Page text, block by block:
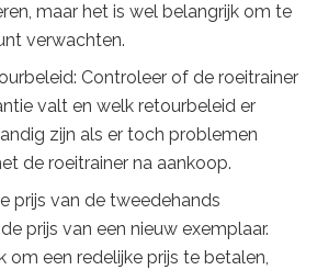
maar het is wel belangrijk om te
verwachten.
Controleer of de roeitrainer
valt en welk retourbeleid er
zijn als er toch problemen
de roeitrainer na aankoop.
prijs van de tweedehands
prijs van een nieuw exemplaar.
om een redelijke prijs te betalen,